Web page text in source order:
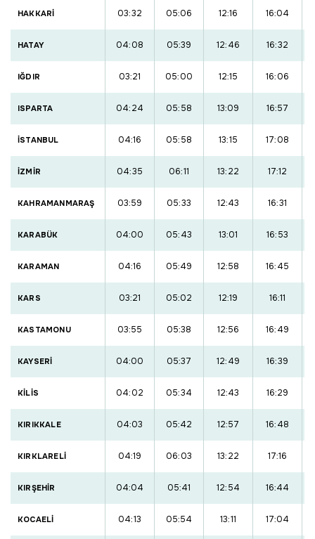
HAKKARİ 03:32 05:06 12:16 16:04
HATAY 04:08 05:39 12:46 16:32
IĞDIR 03:21 05:00 12:15 16:06
ISPARTA 04:24 05:58 13:09 16:57
İSTANBUL 04:16 05:58 13:15 17:08
İZMİR 04:35 06:11 13:22 17:12
KAHRAMANMARAŞ 03:59 05:33 12:43 16:31
KARABÜK 04:00 05:43 13:01 16:53
KARAMAN 04:16 05:49 12:58 16:45
KARS 03:21 05:02 12:19 16:11
KASTAMONU 03:55 05:38 12:56 16:49
KAYSERİ 04:00 05:37 12:49 16:39
KİLİS 04:02 05:34 12:43 16:29
KIRIKKALE 04:03 05:42 12:57 16:48
KIRKLARELİ 04:19 06:03 13:22 17:16
KIRŞEHİR 04:04 05:41 12:54 16:44
KOCAELİ 04:13 05:54 13:11 17:04